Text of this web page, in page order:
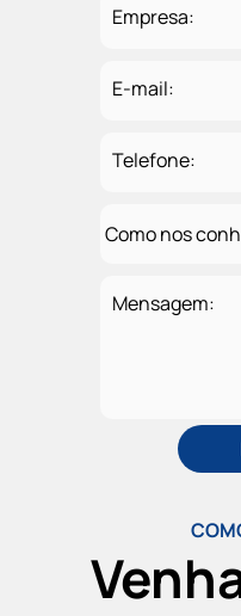
Empresa:
E-mail:
Telefone:
Mensagem: